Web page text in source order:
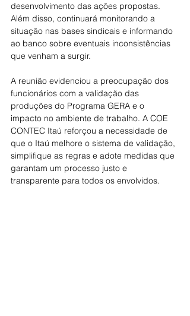
desenvolvimento das ações propostas.
Além disso, continuará monitorando a
situação nas bases sindicais e informando
ao banco sobre eventuais inconsistências
que venham a surgir.
A reunião evidenciou a preocupação dos
funcionários com a validação das
produções do Programa GERA e o
impacto no ambiente de trabalho. A COE
CONTEC Itaú reforçou a necessidade de
que o Itaú melhore o sistema de validação,
simplifique as regras e adote medidas que
garantam um processo justo e
transparente para todos os envolvidos.